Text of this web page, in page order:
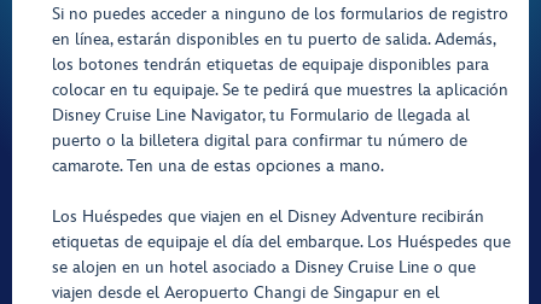
Si no puedes acceder a ninguno de los formularios de registro
en línea, estarán disponibles en tu puerto de salida. Además,
los botones tendrán etiquetas de equipaje disponibles para
colocar en tu equipaje. Se te pedirá que muestres la aplicación
Disney Cruise Line Navigator, tu Formulario de llegada al
puerto o la billetera digital para confirmar tu número de
camarote. Ten una de estas opciones a mano.
Los Huéspedes que viajen en el Disney Adventure recibirán
etiquetas de equipaje el día del embarque. Los Huéspedes que
se alojen en un hotel asociado a Disney Cruise Line o que
viajen desde el Aeropuerto Changi de Singapur en el